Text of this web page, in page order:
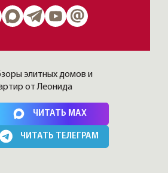
Вы соглашаетесь cполитикой сайта
элитных домов и
от Леонида
ЧИТАТЬ MAX
ЧИТАТЬ ТЕЛЕГРАМ